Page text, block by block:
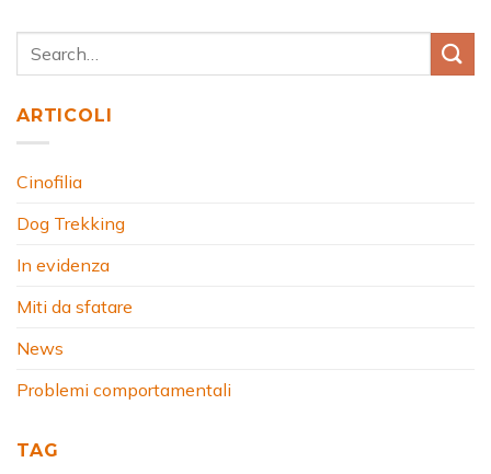
ARTICOLI
Cinofilia
Dog Trekking
In evidenza
Miti da sfatare
News
Problemi comportamentali
TAG